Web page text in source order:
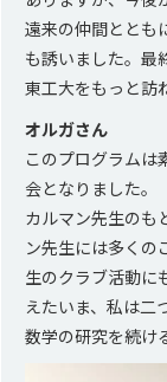
遠来の仲間ととも
も誘いました。最
東工大をもっと訪
オルガさん
このプログラムは
会となりました。
カルマン先生のも
ン先生には多くの
生のクラブ活動に
えたいま、私は二
数学の研究を続け